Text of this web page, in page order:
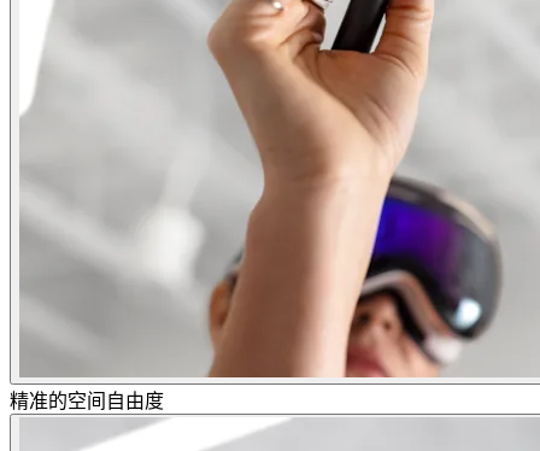
精准的空间自由度